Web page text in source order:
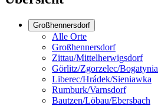
Großhennersdorf
Alle Orte
Großhennersdorf
Zittau/Mittelherwigsdorf
Görlitz/Zgorzelec/Bogatynia
Liberec/Hrádek/Sieniawka
Rumburk/Varnsdorf
Bautzen/Löbau/Ebersbach